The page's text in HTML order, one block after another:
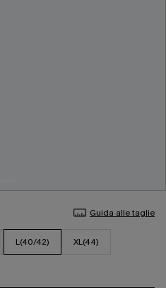
Guida alle taglie
L(40/42) XL(44)